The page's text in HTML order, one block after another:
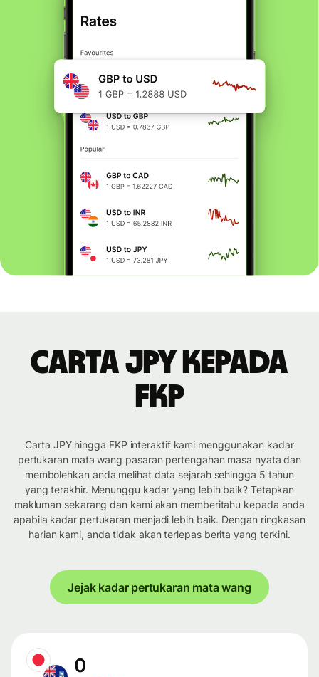
Carta JPY kepada
FKP
Carta JPY hingga FKP interaktif kami menggunakan kadar
pertukaran mata wang pasaran pertengahan masa nyata dan
membolehkan anda melihat data sejarah sehingga 5 tahun
yang terakhir. Menunggu kadar yang lebih baik? Tetapkan
makluman sekarang dan kami akan memberitahu kepada anda
apabila kadar pertukaran menjadi lebih baik. Dengan ringkasan
harian kami, anda tidak akan terlepas berita yang terkini.
Jejak kadar pertukaran mata wang
0